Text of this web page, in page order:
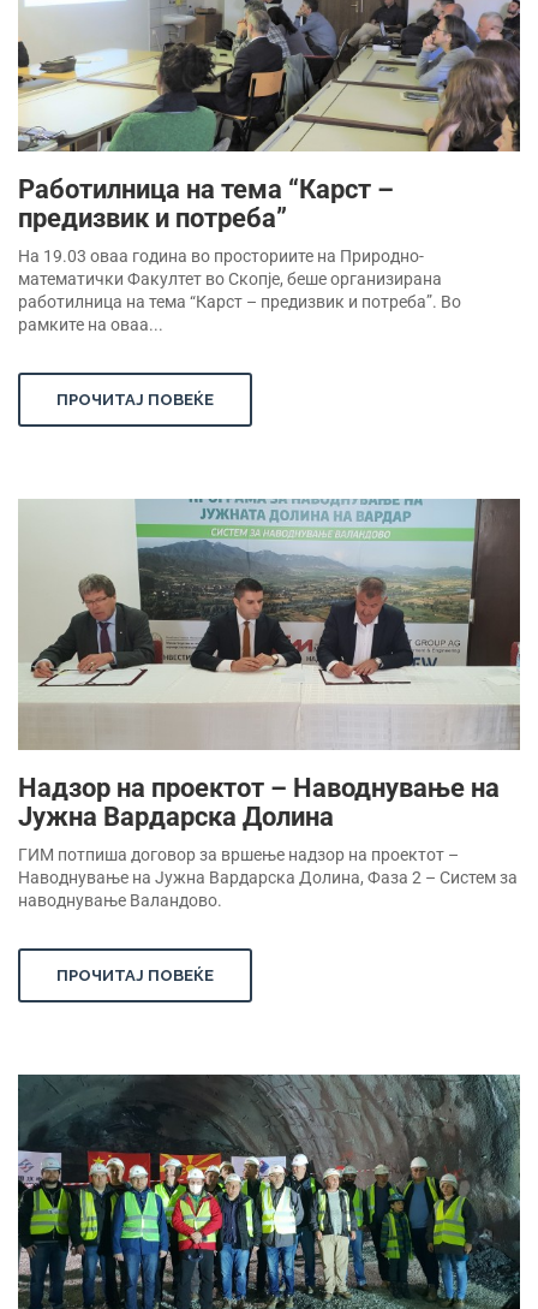
Работилница на тема “Карст –
предизвик и потреба”
На 19.03 оваа година во просториите на Природно-
математички Факултет во Скопје, беше организирана
работилница на тема “Карст – предизвик и потреба”. Во
рамките на оваа...
ПРОЧИТАЈ ПОВЕЌЕ
Надзор на проектот – Наводнување на
Јужна Вардарска Долина
ГИМ потпиша договор за вршење надзор на проектот –
Наводнување на Јужна Вардарска Долина, Фаза 2 – Систем за
наводнување Валандово.
ПРОЧИТАЈ ПОВЕЌЕ